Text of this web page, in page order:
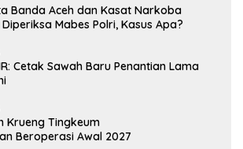
Banda Aceh dan Kasat Narkoba
Mabes Polri, Kasus Apa?
Cetak Sawah Baru Penantian Lama
Krueng Tingkeum
Beroperasi Awal 2027